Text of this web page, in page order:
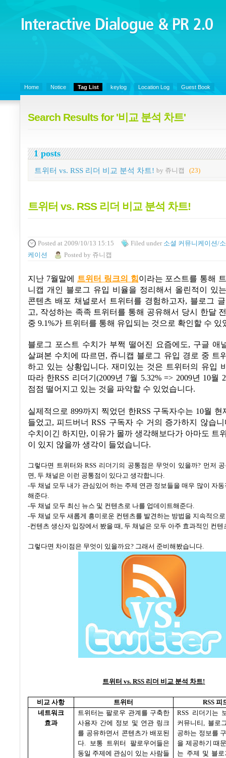
Interactive Dialogue &
PR 2.0
Home Notice Tag List keylog Location Log Guest Book
Search Results for '비교 분석 차트'
1 posts
트위터 vs. RSS 리더 비교 분석 차트! by 쥬니캡 (23)
트위터 vs. RSS 리더 비교 분석 차트!
Posted at 2009/10/13 15:15 Filed under 소셜 커뮤니케이션/
케이션
Posted by 쥬니캡
지난 7월말에 트위터 링크의 힘이라는 포스트를 통해
니캡 개인 블로그 유입 비율을 정리해서 올린적이 있
콘텐츠 배포 채널로서 트위터를 경험하고자, 블로그
고, 작성하는 족족 트위터를 통해 공유해서 당시 한달
중 9.1%가 트위터를 통해 유입되는 것으로 확인할 수 있
블로그 포스트 수치가 부쩍 떨어진 요즘에도, 구글 애
살펴본 수치에 따르면, 쥬니캡 블로그 유입 경로 중 트
하고 있는 상황입니다. 재미있는 것은 트위터의 유입
따라 한RSS 리더기 (2009년 7월 5.32% => 2009년 10월
점점 떨어지고 있는 것을 파악할 수 있었습니다.
실제적으로 899까지 찍었던 한RSS 구독자수는 10월 현
들었고, 피드버너RSS 구독자 수 거의 증가하지 않습
수치이긴 하지만, 이유가 몰까 생각해보다가 아마도 트
이 있지 않을까 생각이 들었습니다.
그렇다면 트위터와RSS 리더기의 공통점은 무엇이 있을까? 먼저
면, 두 채널은 이런 공통점이 있다고 생각합니다.
-두 채널 모두 내가 관심있어 하는 주제 연관 정보들을 매우 많이 자
해준다.
-두 채널 모두 최신 뉴스 및 컨텐츠로 나를 업데이트해준다.
-두 채널 모두 새롭게 흥미로운 컨텐츠를 발견하는 방법을 지속적으
-컨텐츠 생산자 입장에서 봤을 때, 두 채널은 모두 아주 효과적인 컨텐
그렇다면 차이점은 무엇이 있을까요? 그래서 준비해봤습니다.
트위터 vs. RSS 리더 비교 분석 차트!
비교 사항 트위터 RSS 피
네트워크
효과
트위터는 팔로우 관계를 구축한
사용자 간에 정보 및 연관 링크
를 공유하면서 콘텐츠가 배포된
다. 보통 트위터 팔로우어들은
동일 주제에 관심이 있는 사람들
RSS 리더기는
커뮤니티, 블로
공하는 정보를
을 제공하기 때
는 주제 및 블